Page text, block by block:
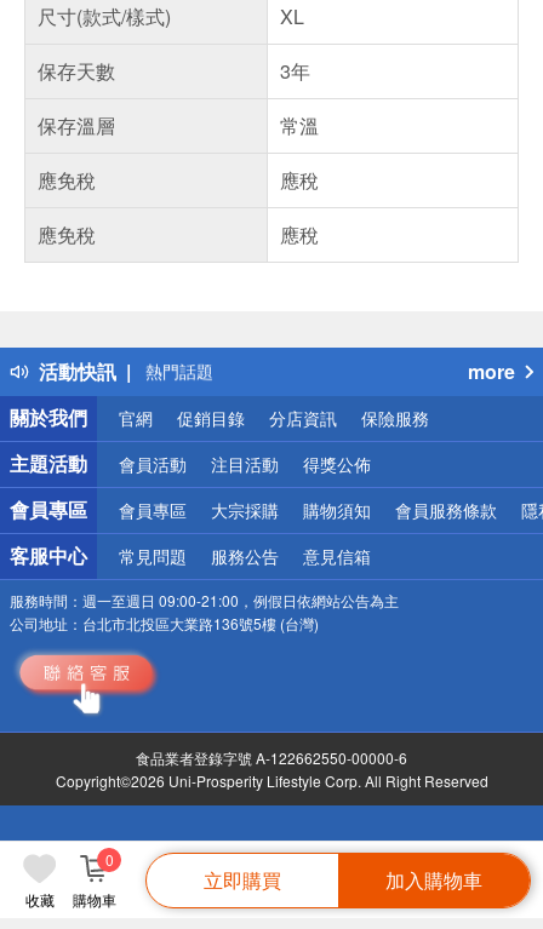
收藏 購物車
0
立即購買 加入購物車
尺寸(款式/樣式)
XL
保存天數
3年
保存溫層
常溫
應免稅
應稅
應免稅
應稅
活動快訊
得獎公告
熱門話題
銀行優惠
偏遠地區配送
詐騙網頁！請小心！
more
關於我們
官網 促銷目錄 分店資訊 保險服務
主題活動 會員活動 注目活動 得獎公佈
會員專區 會員專區 大宗採購 購物須知 會員服務條款 隱
客服中心 常見問題 服務公告 意見信箱
服務時間： 週一至週日 09:00-21:00，例假日依網站公告為主
公司地址： 台北市北投區大業路136號5樓 (台灣)
食品業者登錄字號 A-122662550-00000-6
Copyright©2026 Uni-Prosperity Lifestyle Corp. All Right Reserved